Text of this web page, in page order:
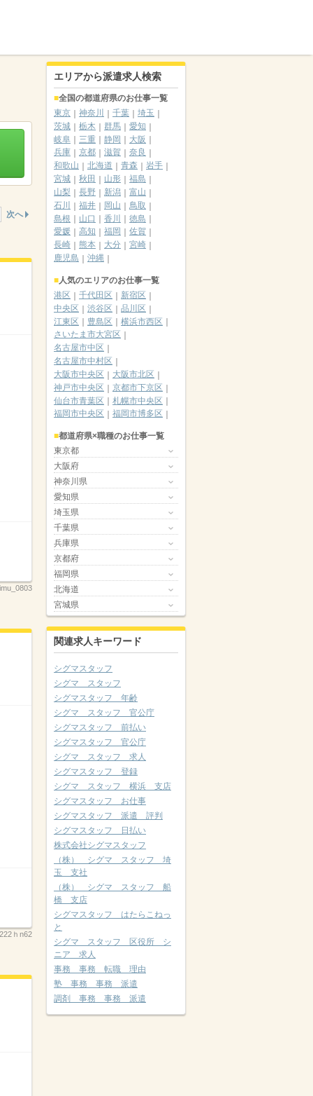
次へ
ｈn62
エリアから派遣求人検索
全国の都道府県のお仕事一覧
東京
神奈川 千葉
埼玉
茨城
栃木 群馬
愛知
岐阜
三重 静岡
大阪
兵庫
京都 滋賀
奈良
和歌山
北海道 青森
岩手
宮城
秋田 山形
福島
山梨
長野 新潟
富山
石川
福井 岡山
鳥取
島根
山口 香川
徳島
愛媛
高知 福岡
佐賀
長崎
熊本 大分
宮崎
鹿児島
沖縄
人気のエリアのお仕事一覧
港区
千代田区
新宿区
中央区
渋谷区
品川区
江東区
豊島区
横浜市西区
さいたま市大宮区
名古屋市中区
名古屋市中村区
大阪市中央区
大阪市北区
神戸市中央区
京都市下京区
仙台市青葉区
札幌市中央区
福岡市中央区
福岡市博多区
都道府県×職種のお仕事一覧
東京都
大阪府
神奈川県
愛知県
埼玉県
千葉県
兵庫県
京都府
福岡県
北海道
宮城県
関連求人キーワード
シグマスタッフ
シグマ スタッフ
シグマスタッフ 年齢
シグマ スタッフ 官公庁
シグマスタッフ 前払い
シグマスタッフ 官公庁
シグマ スタッフ 求人
シグマスタッフ 登録
シグマ スタッフ 横浜 支店
シグマスタッフ お仕事
シグマスタッフ 派遣 評判
シグマスタッフ 日払い
株式会社シグマスタッフ
（株） シグマ スタッフ 埼
玉 支社
（株） シグマ スタッフ 船
橋 支店
シグマスタッフ はたらこねっ
と
シグマ スタッフ 区役所 シ
ニア 求人
事務 事務 転職 理由
塾 事務 事務 派遣
調剤 事務 事務 派遣